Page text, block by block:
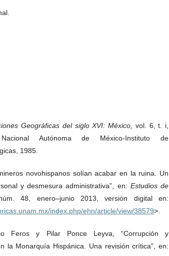
Geográficas del siglo XVI: México, vol. 6, t. i,
Autónoma de México-Instituto de
1985.
novohispanos solían acabar en la ruina. Un
y desmesura administrativa”, en: Estudios de
48, enero–junio 2013, versión digital en:
index.php/ehn/article/view/38579>.
Feros y Pilar Ponce Leyva, “Corrupción y
la Monarquía Hispánica. Una revisión crítica”, en: